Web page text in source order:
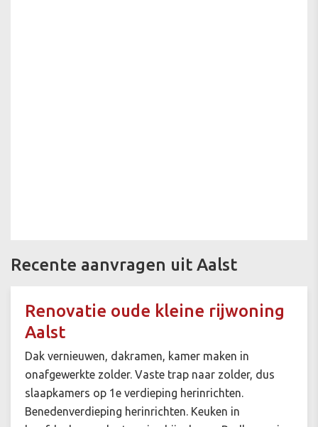
Recente aanvragen uit Aalst
Renovatie oude kleine rijwoning
Aalst
Dak vernieuwen, dakramen, kamer maken in
onafgewerkte zolder. Vaste trap naar zolder, dus
slaapkamers op 1e verdieping herinrichten.
Benedenverdieping herinrichten. Keuken in